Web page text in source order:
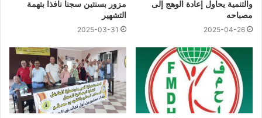
والتنمية يحاول إعادة الوهج إلى
مصباحه
2025-04-26
مزور بسنتين سجنا نافذا بتهمة
التشهير
2025-03-31